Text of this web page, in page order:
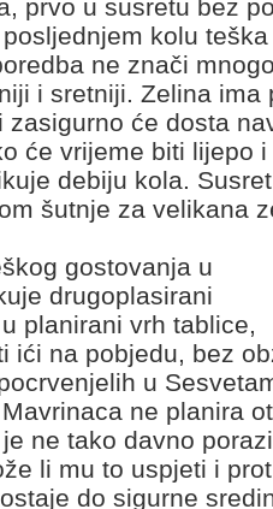
prvo u susretu bez
kolu
ne znači
i sretniji. Zelina
zasigurno će dosta
će vrijeme biti lijepo
debiju kola.
šutnje za velikana
gostovanja u
drugoplasirani
planirani vrh tablice,
ići na pobjedu, bez
u
ne planira
ne tako davno
li mu to uspjeti i
do sigurne